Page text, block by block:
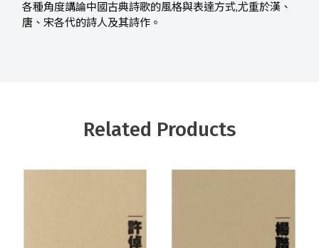
各種角度講論中國古典詩歌的風格與表達方式,尤重於漢、
唐、宋各代的詩人及其詩作。
Related Products